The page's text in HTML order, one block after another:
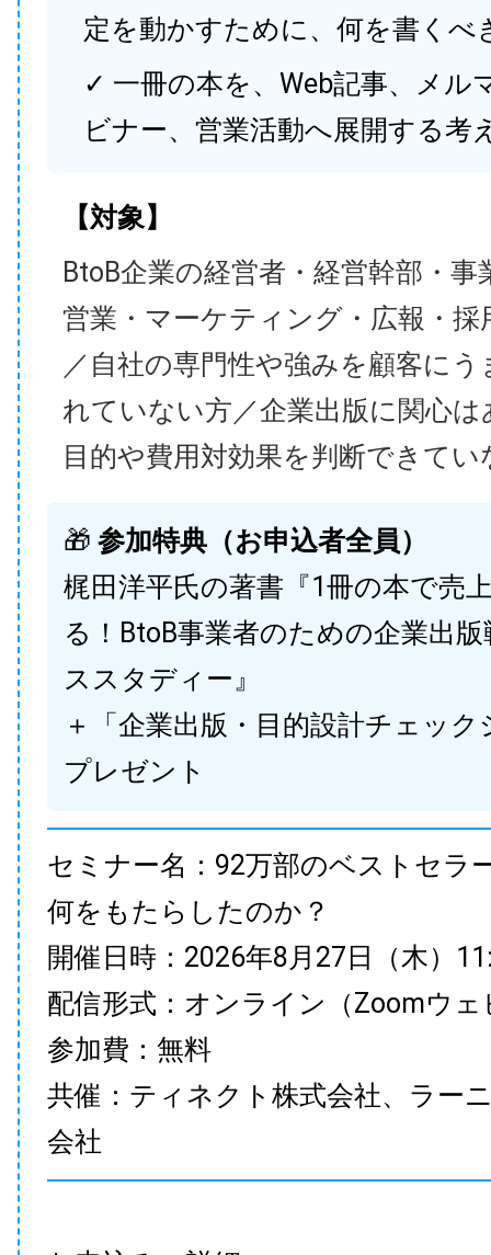
定を動かすために、何を書くべ
✓ 一冊の本を、Web記事、メル
ビナー、営業活動へ展開する考
【対象】
BtoB企業の経営者・経営幹部・事
営業・マーケティング・広報・採
／自社の専門性や強みを顧客に
れていない方／企業出版に関心
目的や費用対効果を判断できてい
🎁 参加特典（お申込者全員）
梶田洋平氏の著書『1冊の本で売
る！BtoB事業者のための企業出
ススタディー』
＋「企業出版・目的設計チェック
プレゼント
セミナー名：92万部のベストセラ
何をもたらしたのか？
開催日時：2026年8月27日（木）
配信形式：オンライン（Zoomウェ
参加費：無料
共催：ティネクト株式会社、ラー
会社